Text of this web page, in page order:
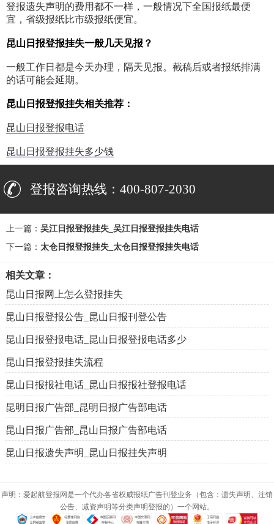
登报遗失声明的费用都不一样，一般情况下全国报纸最便
宜，省级报纸比市级报纸便宜。
昆山日报登报挂失一般几天见报？
一般工作日都是今天办理，隔天见报。截稿后或者报纸排满
的话可能会延期。
昆山日报登报挂失相关推荐：
昆山日报登报电话
昆山日报登报挂失多少钱
登报咨询热线：400-807-2030
上一篇： 吴江日报登报挂失_吴江日报登报挂失电话
下一篇： 太仓日报登报挂失_太仓日报登报挂失电话
相关文章：
昆山日报网上怎么登报挂失
昆山日报登报公告_昆山日报刊登公告
昆山日报登报电话_昆山日报登报电话多少
昆山日报登报挂失流程
昆山日报报社电话_昆山日报报社登报电话
昆明日报广告部_昆明日报广告部电话
昆山日报广告部_昆山日报广告部电话
昆山日报遗失声明_昆山日报挂失声明
声明：爱起航登报网是一个代办各省权威报纸广告刊登业务（包含：遗失声明、注销
公告、减资声明等分类声明登报的）一个网站。